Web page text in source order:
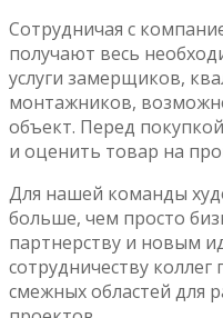
Сотрудничая с
получают весь
услуги замерщиков,
монтажников,
объект. Перед
и оценить товар на
Для нашей команды
больше, чем просто
партнерству и новым
сотрудничеству коллег
смежных областей для